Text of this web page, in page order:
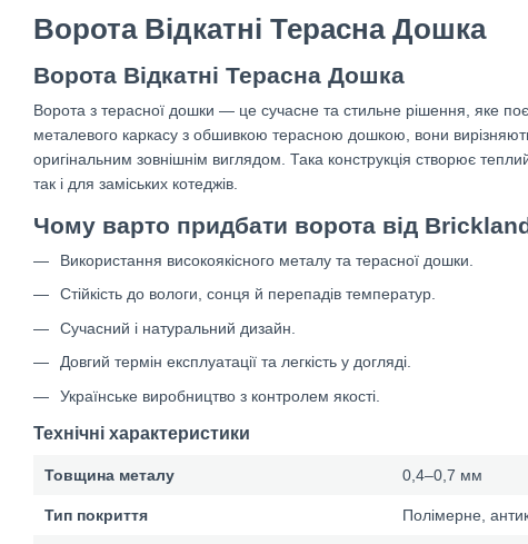
Ворота Відкатні Терасна Дошка
Ворота Відкатні Терасна Дошка
Ворота з терасної дошки — це сучасне та стильне рішення, яке
металевого каркасу з обшивкою терасною дошкою, вони
оригінальним зовнішнім виглядом. Така конструкція створює
так і для заміських котеджів.
Чому варто придбати ворота від
Використання високоякісного металу та терасної дошки.
Стійкість до вологи, сонця й перепадів температур.
Сучасний і натуральний дизайн.
Довгий термін експлуатації та легкість у догляді.
Українське виробництво з контролем якості.
Технічні характеристики
Товщина металу 0,4–0,7 мм
Тип покриття Полімерне,